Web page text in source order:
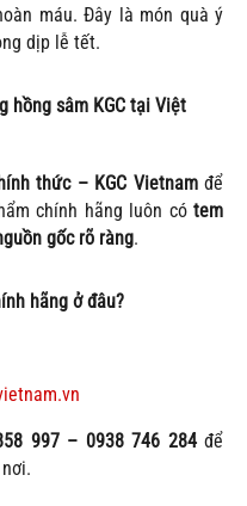
máu. Đây là món quà ý
dịp lễ tết.
hồng sâm KGC tại Việt
thức – KGC Vietnamđể
chính hãng luôn có tem
gốc rõ ràng.
hãng ở đâu?
997 – 0938 746 284để